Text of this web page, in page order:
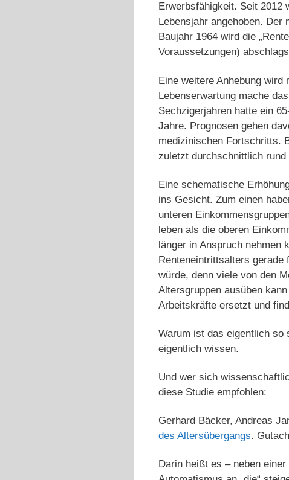
Erwerbsfähigkeit. Seit 2012
Lebensjahr angehoben.
Baujahr 1964 wird die
Voraussetzungen)
Eine weitere Anhebung wird
Lebenserwartung mache
Sechzigerjahren hatte ein
Jahre. Prognosen gehen
medizinischen Fortschritts.
zuletzt durchschnittlich
Eine schematische
ins Gesicht. Zum einen
unteren
leben als die oberen
länger in Anspruch nehmen
Renteneintrittsalters gerade
würde, denn viele von den
Altersgruppen ausüben
Arbeitskräfte ersetzt und
Warum ist das eigentlich so
eigentlich wissen.
Und wer sich
diese Studie empfohlen:
Gerhard Bäcker, Andreas
des Altersübergangs.
Darin heißt es – neben